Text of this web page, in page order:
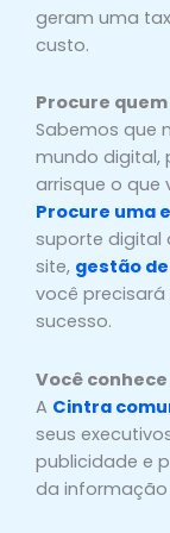
geram uma
custo.
Procure
Sabemos que
mundo digital,
arrisque o que
Procure uma
suporte digital
site, gestão
você
sucesso.
Você
A Cintra
seus
publicidade e
da